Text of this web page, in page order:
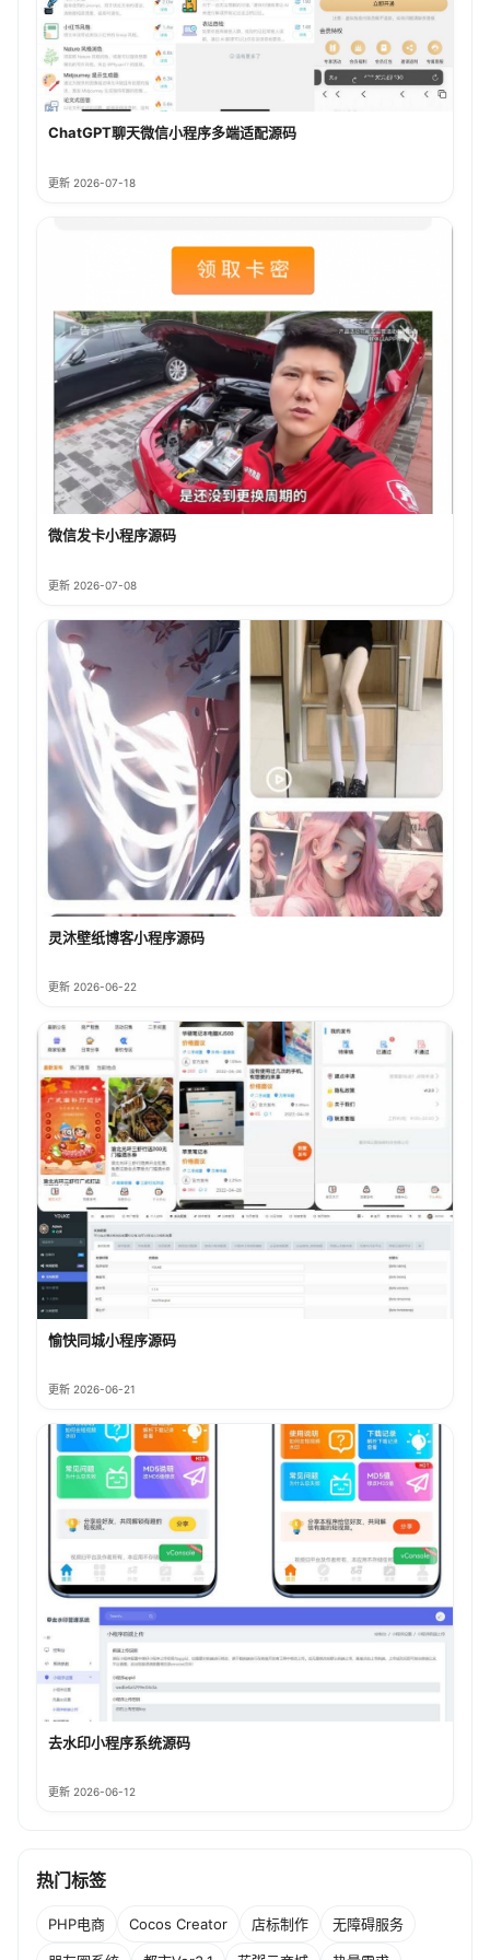
ChatGPT聊天微信小程序多端适配源码
更新 2026-07-18
微信发卡小程序源码
更新 2026-07-08
灵沐壁纸博客小程序源码
更新 2026-06-22
愉快同城小程序源码
更新 2026-06-21
去水印小程序系统源码
更新 2026-06-12
热门标签
PHP电商 Cocos Creator 店标制作 无障碍服务